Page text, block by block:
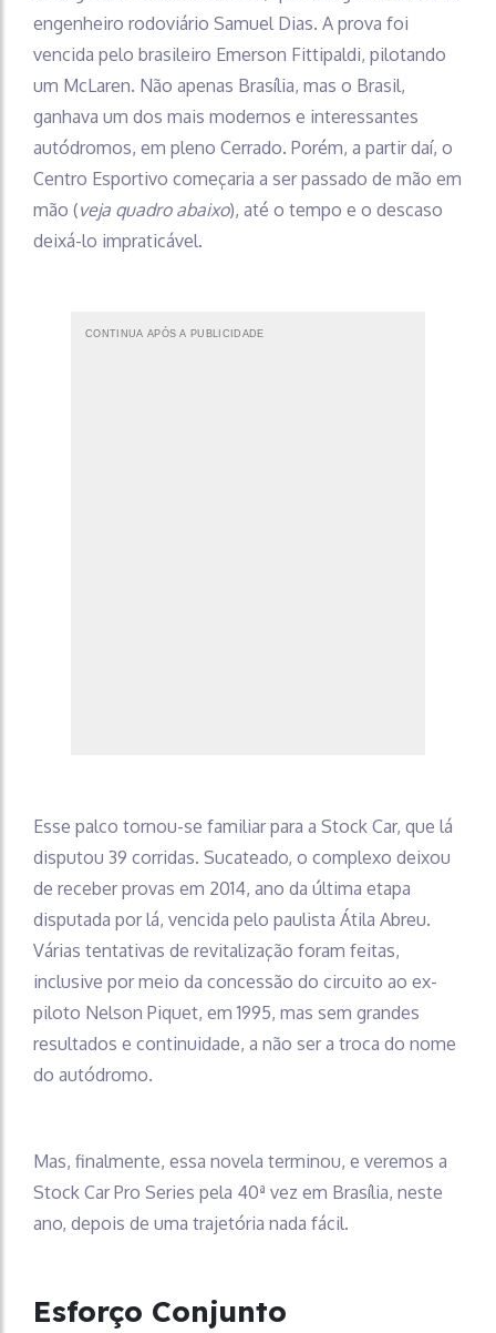
engenheiro rodoviário Samuel Dias. A prova foi
vencida pelo brasileiro Emerson Fittipaldi, pilotando
um McLaren. Não apenas Brasília, mas o Brasil,
ganhava um dos mais modernos e interessantes
autódromos, em pleno Cerrado. Porém, a partir daí, o
Centro Esportivo começaria a ser passado de mão em
mão (veja quadro abaixo), até o tempo e o descaso
deixá-lo impraticável.
CONTINUA APÓS A PUBLICIDADE
Esse palco tornou-se familiar para a Stock Car, que lá
disputou 39 corridas. Sucateado, o complexo deixou
de receber provas em 2014, ano da última etapa
disputada por lá, vencida pelo paulista Átila Abreu.
Várias tentativas de revitalização foram feitas,
inclusive por meio da concessão do circuito ao ex-
piloto Nelson Piquet, em 1995, mas sem grandes
resultados e continuidade, a não ser a troca do nome
do autódromo.
Mas, finalmente, essa novela terminou, e veremos a
Stock Car Pro Series pela 40ª vez em Brasília, neste
ano, depois de uma trajetória nada fácil.
Esforço Conjunto